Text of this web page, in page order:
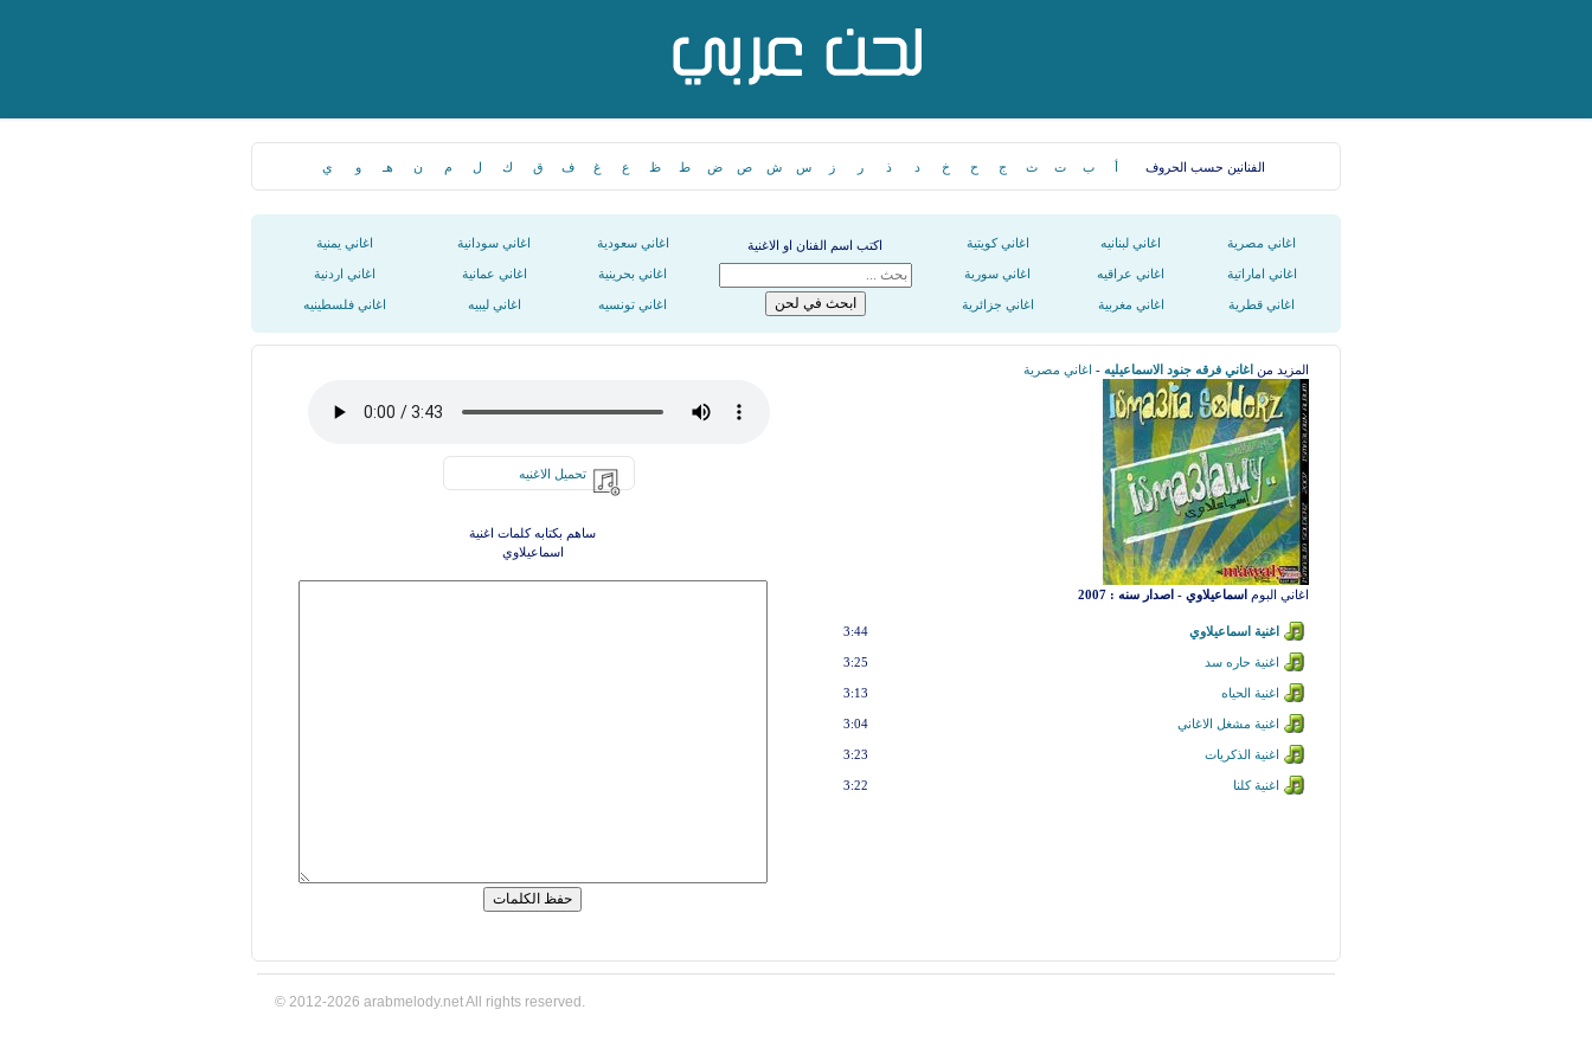
الفنانين حسب الحروف أ ب ت ث ج ح خ د ذ ر ز س ش ص ض ط ظ ع غ ف ق ك ل م ن هـ و ي
اغاني مصرية اغاني لبنانيه اغاني كويتية اكتب اسم الفنان او الاغنية اغاني سعودية اغاني سودانية اغاني يمنية
اغاني اماراتية اغاني عراقيه اغاني سورية اغاني بحرينية اغاني عمانية اغاني اردنية
اغاني قطرية اغاني مغربية اغاني جزائرية اغاني تونسيه اغاني ليبيه اغاني فلسطينيه
المزيد من اغاني فرقه جنود الاسماعيليه - اغاني مصرية
اغاني البوم اسماعيلاوي - اصدار سنه : 2007
اغنية اسماعيلاوي 3:44
اغنية حاره سد 3:25
اغنية الحياه 3:13
اغنية مشغل الاغاني 3:04
اغنية الذكريات 3:23
اغنية كلنا 3:22
تحميل الاغنيه
ساهم بكتابه كلمات اغنية
اسماعيلاوي
© 2012-2026 arabmelody.net All rights reserved.